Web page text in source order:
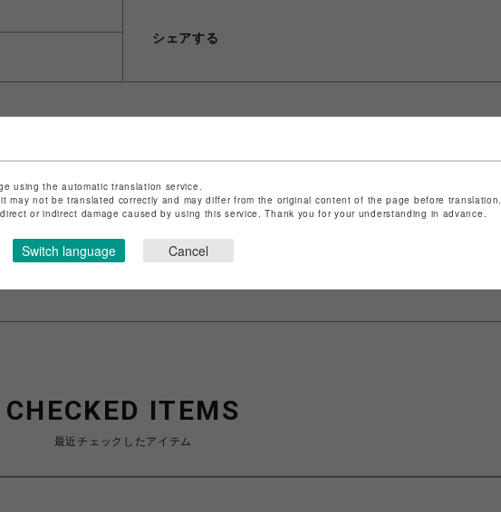
シェアする
名古屋PARCO
ど法令に基づく表記は
こちら
合わせはこちら
SHOP TOP
CHECKED ITEMS
最近チェックしたアイテム
using the automatic translation service.
may not be translated correctly and may differ from the original content of the page before translation.
or indirect damage caused by using this service. Thank you for your understanding in advance.
Switch language Cancel